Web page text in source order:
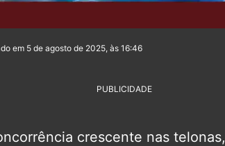
em 5 de agosto de 2025, às 16:46
PUBLICIDADE
crescente nas telonas,